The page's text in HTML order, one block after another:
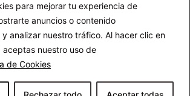
para mejorar tu experiencia de
anuncios o contenido
analizar nuestro tráfico. Al hacer clic en
nuestro uso de
de Cookies
Chequea 2025.